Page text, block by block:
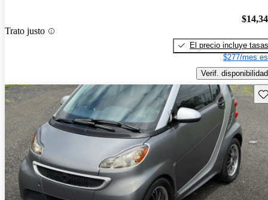
Trato justo
El precio incluye tasas
$277/mes
Verif. disponibilidad